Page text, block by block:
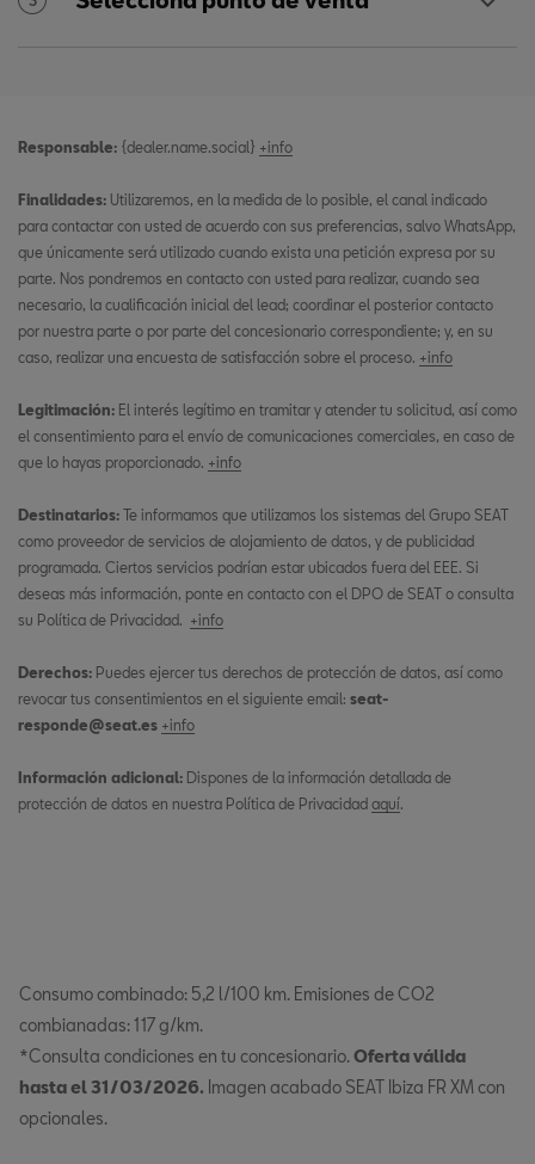
Responsable: {dealer.name.social} +info
Finalidades: Utilizaremos, en la medida de lo posible, el canal indicado
para contactar con usted de acuerdo con sus preferencias, salvo WhatsApp,
que únicamente será utilizado cuando exista una petición expresa por su
parte. Nos pondremos en contacto con usted para realizar, cuando sea
necesario, la cualificación inicial del lead; coordinar el posterior contacto
por nuestra parte o por parte del concesionario correspondiente; y, en su
caso, realizar una encuesta de satisfacción sobre el proceso. +info
Legitimación: El interés legítimo en tramitar y atender tu solicitud, así como
el consentimiento para el envío de comunicaciones comerciales, en caso de
que lo hayas proporcionado. +info
Destinatarios: Te informamos que utilizamos los sistemas del Grupo SEAT
como proveedor de servicios de alojamiento de datos, y de publicidad
programada. Ciertos servicios podrían estar ubicados fuera del EEE. Si
deseas más información, ponte en contacto con el DPO de SEAT o consulta
su Política de Privacidad. +info
Derechos: Puedes ejercer tus derechos de protección de datos, así como
revocar tus consentimientos en el siguiente email: seat-
responde@seat.es +info
Información adicional: Dispones de la información detallada de
protección de datos en nuestra Política de Privacidad aquí.
Consumo combinado: 5,2 l/100 km. Emisiones de CO2
combianadas: 117 g/km.
*Consulta condiciones en tu concesionario.Oferta válida
hasta el 31/03/2026. Imagen acabado SEAT Ibiza FR XM con
opcionales.